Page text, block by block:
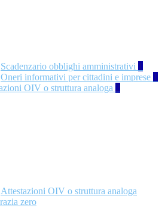
Scadenzario obblighi amministrativi 1
Oneri informativi per cittadini e imprese 1
OIV o struttura analoga 2
Attestazioni OIV o struttura analoga
zero